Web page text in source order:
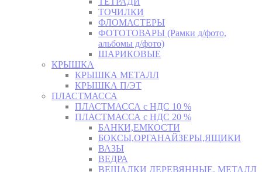
ТОЧИЛКИ
ФЛОМАСТЕРЫ
ФОТОТОВАРЫ (Рамки д/фото,
альбомы д/фото)
ШАРИКОВЫЕ
КРЫШКА
КРЫШКА МЕТАЛЛ
КРЫШКА П/ЭТ
ПЛАСТМАССА
ПЛАСТМАССА с НДС 10 %
ПЛАСТМАССА с НДС 20 %
БАНКИ,ЕМКОСТИ
БОКСЫ,ОРГАНАЙЗЕРЫ,ЯЩИКИ
ВАЗЫ
ВЕДРА
ВЕШАЛКИ ДЕРЕВЯННЫЕ, МЕТАЛЛ